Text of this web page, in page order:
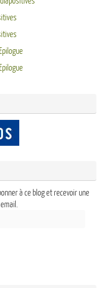
à ce blog et recevoir une